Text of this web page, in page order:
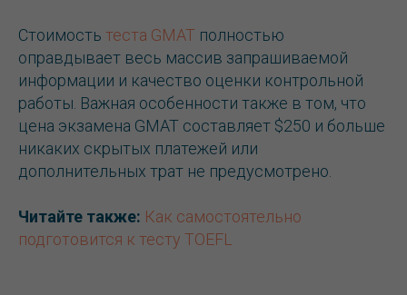
Стоимость теста GMAT полностью
оправдывает весь массив запрашиваемой
информации и качество оценки контрольной
работы. Важная особенности также в том, что
цена экзамена GMAT составляет $250 и больше
никаких скрытых платежей или
дополнительных трат не предусмотрено.
Читайте также: Как самостоятельно
подготовится к тесту TOEFL